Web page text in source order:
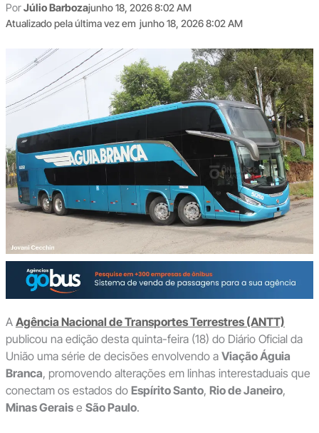
PorJúlio Barbozajunho 18, 2026 8:02 AM
Atualizado pela última vez em junho 18, 2026 8:02 AM
A Agência Nacional de Transportes Terrestres (ANTT)
publicou na edição desta quinta-feira (18) do Diário Oficial da
União uma série de decisões envolvendo a Viação Águia
Branca, promovendo alterações em linhas interestaduais que
conectam os estados do Espírito Santo, Rio de Janeiro,
Minas Geraise São Paulo.